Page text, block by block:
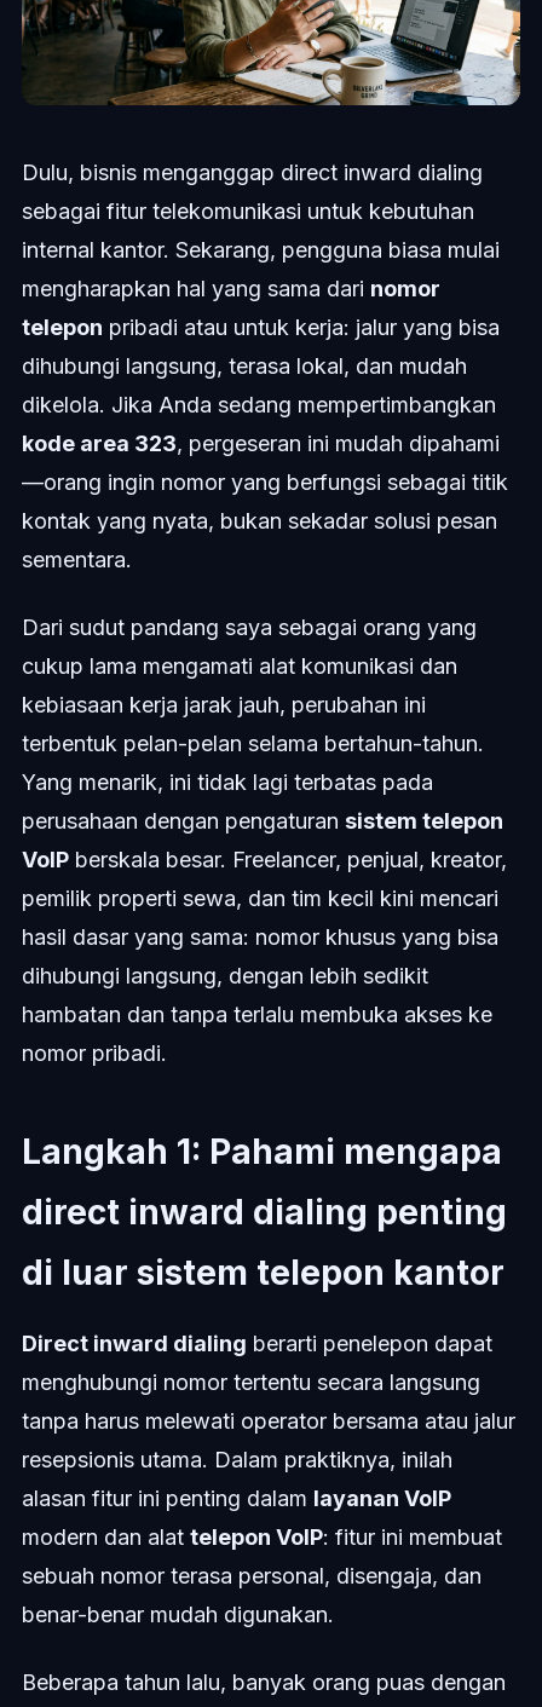
Dulu, bisnis menganggap direct inward dialing
sebagai fitur telekomunikasi untuk kebutuhan
internal kantor. Sekarang, pengguna biasa mulai
mengharapkan hal yang sama dari nomor
telepon pribadi atau untuk kerja: jalur yang bisa
dihubungi langsung, terasa lokal, dan mudah
dikelola. Jika Anda sedang mempertimbangkan
kode area 323, pergeseran ini mudah dipahami
—orang ingin nomor yang berfungsi sebagai titik
kontak yang nyata, bukan sekadar solusi pesan
sementara.
Dari sudut pandang saya sebagai orang yang
cukup lama mengamati alat komunikasi dan
kebiasaan kerja jarak jauh, perubahan ini
terbentuk pelan-pelan selama bertahun-tahun.
Yang menarik, ini tidak lagi terbatas pada
perusahaan dengan pengaturan sistem telepon
VoIPberskala besar. Freelancer, penjual, kreator,
pemilik properti sewa, dan tim kecil kini mencari
hasil dasar yang sama: nomor khusus yang bisa
dihubungi langsung, dengan lebih sedikit
hambatan dan tanpa terlalu membuka akses ke
nomor pribadi.
Langkah 1: Pahami mengapa
direct inward dialing penting
di luar sistem telepon kantor
Direct inward dialing berarti penelepon dapat
menghubungi nomor tertentu secara langsung
tanpa harus melewati operator bersama atau jalur
resepsionis utama. Dalam praktiknya, inilah
alasan fitur ini penting dalam layanan VoIP
modern dan alat telepon VoIP: fitur ini membuat
sebuah nomor terasa personal, disengaja, dan
benar-benar mudah digunakan.
Beberapa tahun lalu, banyak orang puas dengan